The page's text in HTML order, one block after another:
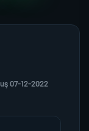
07-12-2022